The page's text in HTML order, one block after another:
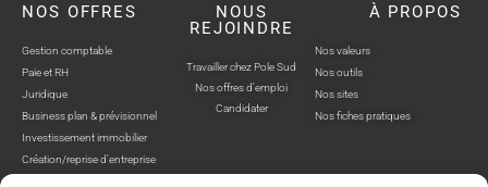
NOS OFFRES
Gestion comptable
Paie et RH
Juridique
Business plan & prévisionnel
Investissement immobilier
Création/reprise d'entreprise
NOUS
REJOINDRE
Travailler chez Pole Sud
Nos offres d'emploi
Candidater
À PROPOS
Nos valeurs
Nos outils
Nos sites
Nos fiches pratiques